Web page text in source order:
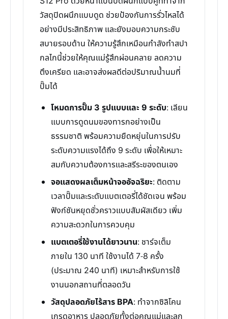
วัสดุปิดผนึกแบบดูด ช่วยป้องกันการรั่วไหลได้
อย่างมีประสิทธิภาพ และยังมอบความกระชับ
สบายรอบด้าน ให้ความรู้สึกเหมือนกำลังทำสปา
กลไกนี้ช่วยให้คุณแม่รู้สึกผ่อนคลาย ลดความ
ตึงเครียด และอาจส่งผลดีต่อปริมาณน้ำนมที่
ปั๊มได้
โหมดการปั๊ม 3 รูปแบบและ 9 ระดับ: เลียน
แบบการดูดนมของทารกอย่างเป็น
ธรรมชาติ พร้อมความยืดหยุ่นในการปรับ
ระดับความแรงได้ถึง 9 ระดับ เพื่อให้เหมาะ
สมกับความต้องการและสรีระของตนเอง
จอแสดงผลเต็มหน้าจออัจฉริยะ: ติดตาม
เวลาปั๊มและระดับแบตเตอรี่ได้ชัดเจน พร้อม
ฟังก์ชันหยุดชั่วคราวแบบสัมผัสเดียว เพิ่ม
ความสะดวกในการควบคุม
แบตเตอรี่ใช้งานได้ยาวนาน: ชาร์จเต็ม
ภายใน 130 นาที ใช้งานได้ 7-8 ครั้ง
(ประมาณ 240 นาที) เหมาะสำหรับการใช้
งานนอกสถานที่ตลอดวัน
วัสดุปลอดภัยไร้สาร BPA: ทำจากซิลิโคน
เกรดอาหาร ปลอดภัยทั้งต่อคุณแม่และลูก